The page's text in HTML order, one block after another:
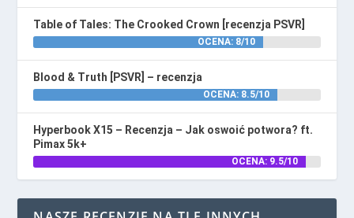
Table of Tales: The Crooked Crown [recenzja PSVR]
OCENA: 8/10
Blood & Truth [PSVR] – recenzja
OCENA: 8.5/10
Hyperbook X15 – Recenzja – Jak oswoić potwora? ft.
Pimax 5k+
OCENA: 9.5/10